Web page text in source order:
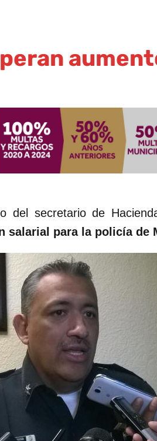
del secretario de
salarial para la policía de